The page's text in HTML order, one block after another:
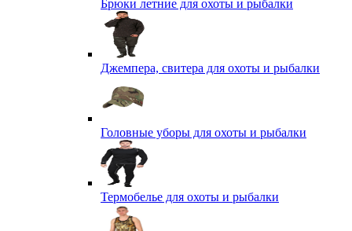
Брюки летние для охоты и рыбалки
Джемпера, свитера для охоты и рыбалки
Головные уборы для охоты и рыбалки
Термобелье для охоты и рыбалки